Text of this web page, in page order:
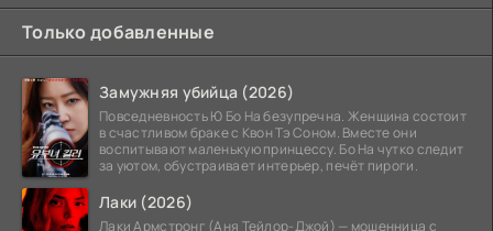
Только добавленные
Замужняя убийца (2026)
Повседневность Ю Бо На безупречна. Женщина состоит
в счастливом браке с Квон Тэ Соном. Вместе они
воспитывают маленькую принцессу. Бо На чутко следит
за уютом, обустраивает интерьер, печёт пироги.
Лаки (2026)
Лаки Армстронг (Аня Тейлор-Джой) — мошенница с